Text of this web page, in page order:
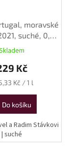
moravské
suché, 0,75
Kč
Kč / 1 l
Do košíku
a Radim Stávkovi
| suché